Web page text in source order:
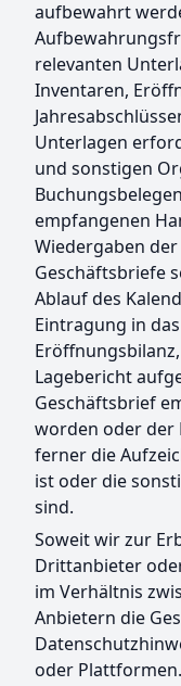
aufbewahrt
relevanten
Inventaren,
Unterlagen
und sonstigen
empfangenen
Wiedergaben
Geschäftsbriefe
Ablauf des
Eintragung in
Lagebericht
Geschäftsbrief
worden oder der
ferner die
ist oder die
sind.
Soweit wir zur
Drittanbieter
im Verhältnis
Anbietern die
oder Plattformen.